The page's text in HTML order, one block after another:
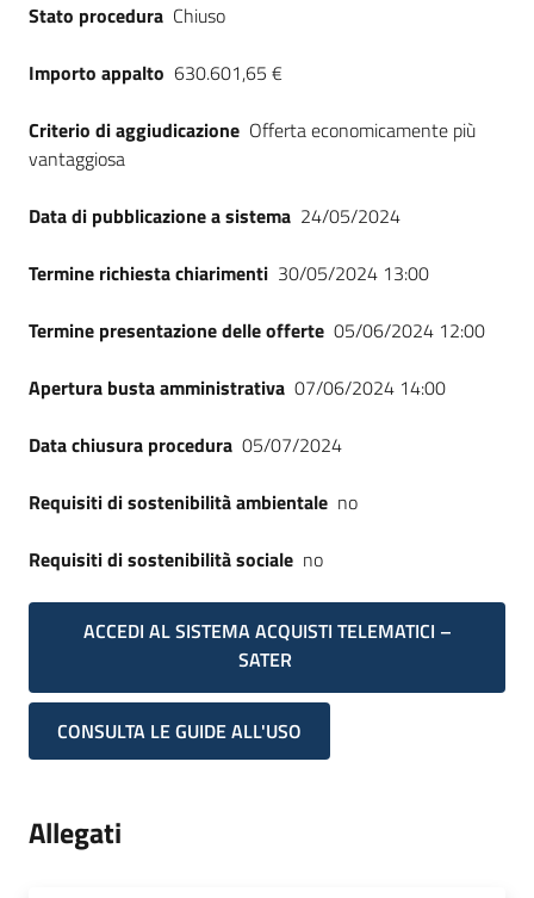
Stato procedura Chiuso
Importo appalto 630.601,65 €
Criterio di aggiudicazione Offerta economicamente più
vantaggiosa
Data di pubblicazione a sistema 24/05/2024
Termine richiesta chiarimenti 30/05/2024 13:00
Termine presentazione delle offerte 05/06/2024 12:00
Apertura busta amministrativa 07/06/2024 14:00
Data chiusura procedura 05/07/2024
Requisiti di sostenibilità ambientale no
Requisiti di sostenibilità sociale no
ACCEDI AL SISTEMA ACQUISTI TELEMATICI –
SATER
CONSULTA LE GUIDE ALL'USO
Allegati